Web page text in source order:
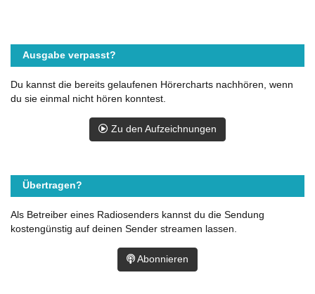
Ausgabe verpasst?
Du kannst die bereits gelaufenen Hörercharts nachhören, wenn
du sie einmal nicht hören konntest.
Zu den Aufzeichnungen
Übertragen?
Als Betreiber eines Radiosenders kannst du die Sendung
kostengünstig auf deinen Sender streamen lassen.
Abonnieren